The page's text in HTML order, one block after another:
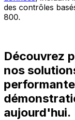
des contrôles
800.
Découvrez
nos
aujourd'hui.